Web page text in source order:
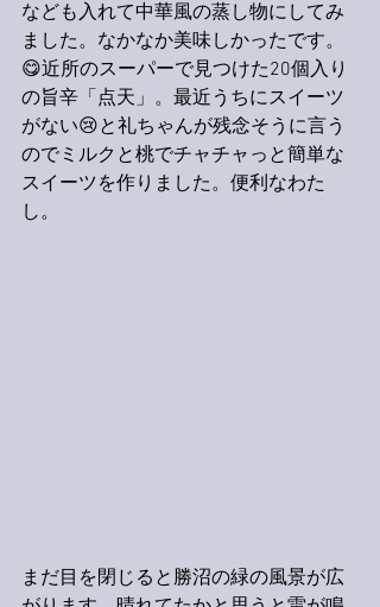
なども入れて中華風の蒸し物にしてみ
ました。なかなか美味しかったです。
😋近所のスーパーで見つけた20個入り
の旨辛「点天」。最近うちにスイーツ
がない😢と礼ちゃんが残念そうに言う
のでミルクと桃でチャチャっと簡単な
スイーツを作りました。便利なわた
し。
まだ目を閉じると勝沼の緑の風景が広